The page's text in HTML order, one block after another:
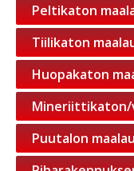
Peltikaton
Tiilikaton
Huopakaton
Puutalon